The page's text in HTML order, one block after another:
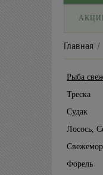
Главная
Рыба
Треска
Судак
Лосось,
Форель